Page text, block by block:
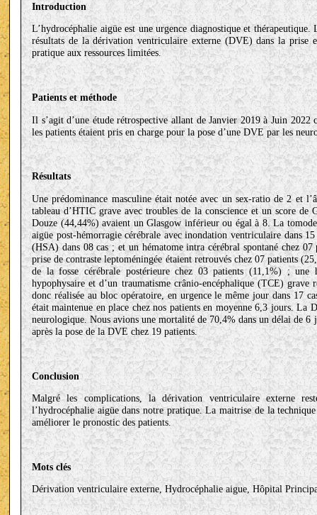
Introduction
L’hydrocéphalie aigüe est une urgence diagnostique et
résultats de la dérivation ventriculaire externe (DVE) dans la prise
pratique aux ressources limitées.
Patients et méthode
Il s’agit d’une étude rétrospective allant de Janvier 2019 à Juin 2022
les patients étaient pris en charge pour la pose d’une DVE par les
Résultats
Une prédominance masculine était notée avec un sex-ratio de 2 et
tableau d’HTIC grave avec troubles de la conscience et un score
Douze (44,44%) avaient un Glasgow inférieur ou égal à 8. La
aigüe post-hémorragie cérébrale avec inondation ventriculaire dans
(HSA) dans 08 cas ; et un hématome intra cérébral spontané chez
prise de contraste leptoméningée étaient retrouvés chez 07 patients
de la fosse cérébrale postérieure chez 03 patients (11,1%) ; une
hypophysaire et d’un traumatisme crânio-encéphalique (TCE)
donc réalisée au bloc opératoire, en urgence le même jour dans 17
était maintenue en place chez nos patients en moyenne 6,3 jours. La
neurologique. Nous avions une mortalité de 70,4% dans un délai de 6
après la pose de la DVE chez 19 patients.
Conclusion
Malgré les complications, la dérivation ventriculaire externe
l’hydrocéphalie aigüe dans notre pratique. La maitrise de la
améliorer le pronostic des patients.
Mots clés
Dérivation ventriculaire externe, Hydrocéphalie aigue, Hôpital